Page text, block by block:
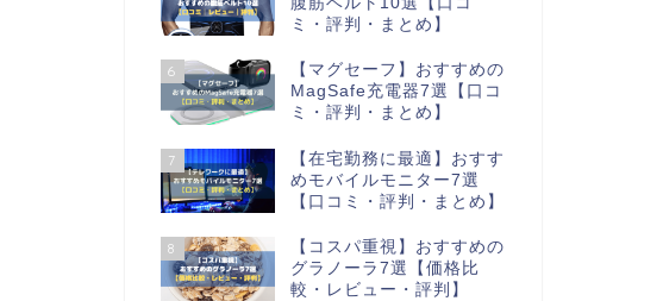
ミ・評判・まとめ】
6
【マグセーフ】おすすめの
MagSafe充電器7選【口コ
ミ・評判・まとめ】
7
【在宅勤務に最適】おすす
めモバイルモニター7選
【口コミ・評判・まとめ】
8
【コスパ重視】おすすめの
グラノーラ7選【価格比
較・レビュー・評判】